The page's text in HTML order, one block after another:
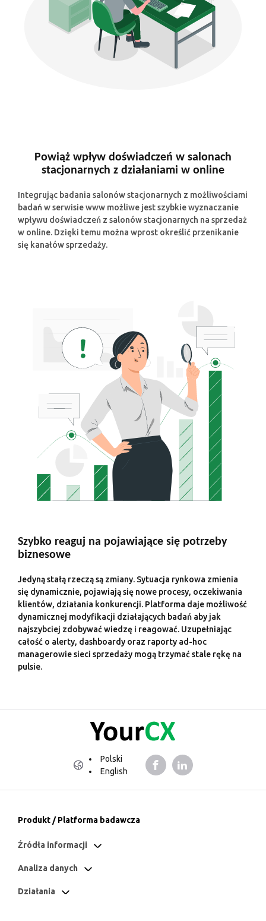
Powiąż wpływ doświadczeń w salonach
stacjonarnych z działaniami w online
Integrując badania salonów stacjonarnych z możliwościami
badań w serwisie www możliwe jest szybkie wyznaczanie
wpływu doświadczeń z salonów stacjonarnych na sprzedaż
w online. Dzięki temu można wprost określić przenikanie
się kanałów sprzedaży.
Szybko reaguj na pojawiające się potrzeby
biznesowe
Jedyną stałą rzeczą są zmiany. Sytuacja rynkowa zmienia
się dynamicznie, pojawiają się nowe procesy, oczekiwania
klientów, działania konkurencji. Platforma daje możliwość
dynamicznej modyfikacji działających badań aby jak
najszybciej zdobywać wiedzę i reagować. Uzupełniając
całość o alerty, dashboardy oraz raporty ad-hoc
managerowie sieci sprzedaży mogą trzymać stale rękę na
pulsie.
Polski
English
Produkt / Platforma badawcza
Źródła informacji
Analiza danych
Działania